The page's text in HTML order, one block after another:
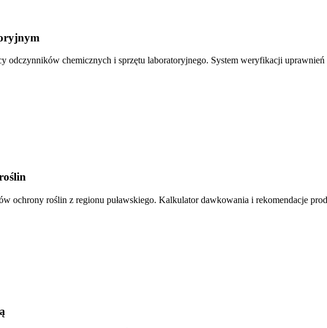
odczynników chemicznych i sprzętu laboratoryjnego. System weryfikacji
ochrony roślin z regionu puławskiego. Kalkulator dawkowania i rekomendacje